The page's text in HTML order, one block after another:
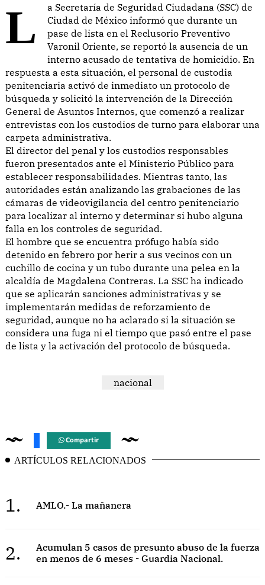
La Secretaría de Seguridad Ciudadana (SSC) de
Ciudad de México informó que durante un
pase de lista en el Reclusorio Preventivo
Varonil Oriente, se reportó la ausencia de un
interno acusado de tentativa de homicidio. En
respuesta a esta situación, el personal de custodia
penitenciaria activó de inmediato un protocolo de
búsqueda y solicitó la intervención de la Dirección
General de Asuntos Internos, que comenzó a realizar
entrevistas con los custodios de turno para elaborar una
carpeta administrativa.
El director del penal y los custodios responsables
fueron presentados ante el Ministerio Público para
establecer responsabilidades. Mientras tanto, las
autoridades están analizando las grabaciones de las
cámaras de videovigilancia del centro penitenciario
para localizar al interno y determinar si hubo alguna
falla en los controles de seguridad.
El hombre que se encuentra prófugo había sido
detenido en febrero por herir a sus vecinos con un
cuchillo de cocina y un tubo durante una pelea en la
alcaldía de Magdalena Contreras. La SSC ha indicado
que se aplicarán sanciones administrativas y se
implementarán medidas de reforzamiento de
seguridad, aunque no ha aclarado si la situación se
considera una fuga ni el tiempo que pasó entre el pase
de lista y la activación del protocolo de búsqueda.
nacional
Compartir
ARTÍCULOS RELACIONADOS
1. AMLO.- La mañanera
2.
Acumulan 5 casos de presunto abuso de la fuerza
en menos de 6 meses - Guardia Nacional.